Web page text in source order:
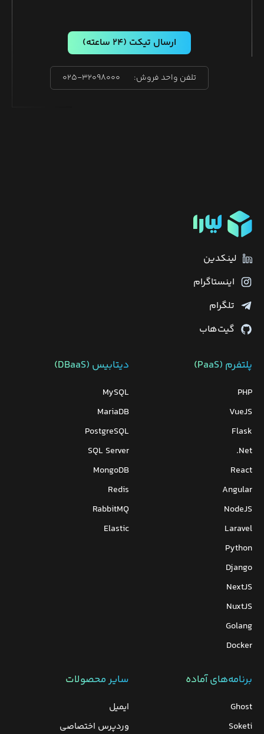
ارسال تیکت (۲۴ ساعته)
تلفن واحد فروش: ۰۲۵-۳۲۰۹۸۰۰۰
لینکدین
اینستاگرام
تلگرام
گیت‌هاب
پلتفرم (PaaS)
PHP
VueJS
Flask
Net.
React
Angular
NodeJS
Laravel
Python
Django
NextJS
NuxtJS
Golang
Docker
دیتابیس‌ (DBaaS)
MySQL
MariaDB
PostgreSQL
SQL Server
MongoDB
Redis
RabbitMQ
Elastic
برنامه‌های‌ آماده
Ghost
Soketi
سایر محصولات
ایمیل
وردپرس‌ اختصاصی